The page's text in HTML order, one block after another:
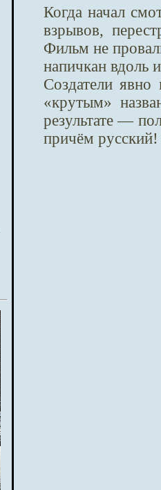
Когда начал
взрывов,
Фильм не
напичкан вдоль
Создатели
«крутым»
результате —
причём